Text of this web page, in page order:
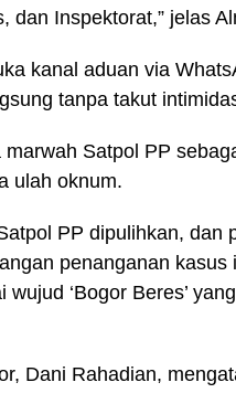
dan Inspektorat,” jelas
kanal aduan via
tanpa takut
Satpol PP
ulah oknum.
PP dipulihkan, dan
penanganan kasus
‘Bogor Beres’
Dani Rahadian,